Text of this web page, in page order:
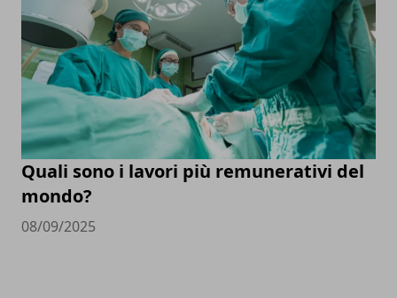
Quali sono i lavori più remunerativi del
mondo?
08/09/2025